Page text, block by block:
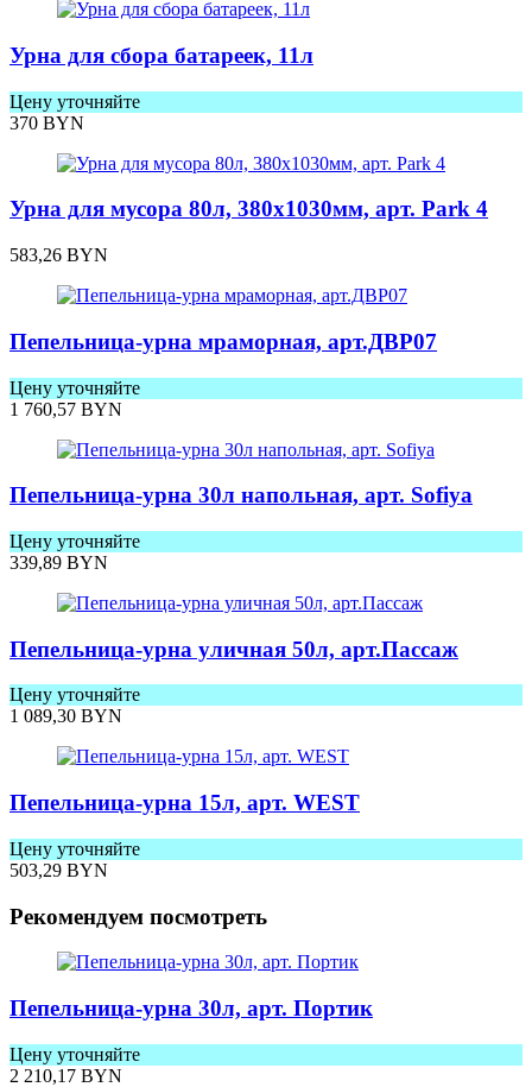
Урна для сбора батареек, 11л
Цену уточняйте
370 BYN
Урна для мусора 80л, 380х1030мм, арт. Park 4
583,26 BYN
Пепельница-урна мраморная, арт.ДВР07
Цену уточняйте
1 760,57 BYN
Пепельница-урна 30л напольная, арт. Sofiya
Цену уточняйте
339,89 BYN
Пепельница-урна уличная 50л, арт.Пассаж
Цену уточняйте
1 089,30 BYN
Пепельница-урна 15л, арт. WEST
Цену уточняйте
503,29 BYN
Рекомендуем посмотреть
Пепельница-урна 30л, арт. Портик
Цену уточняйте
2 210,17 BYN